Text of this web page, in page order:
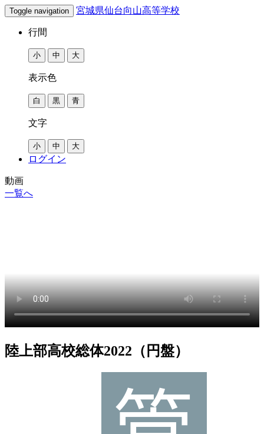
Toggle navigation 宮城県仙台向山高等学校
行間
表示色
文字
ログイン
動画
一覧へ
陸上部高校総体2022（円盤）